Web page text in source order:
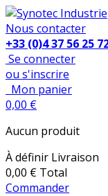
Nous contacter
+33 (0)4 37 56 25
Se connecter
ou s'inscrire
Mon panier
0,00 €
Aucun produit
À définir Livraison
0,00 € Total
Commander